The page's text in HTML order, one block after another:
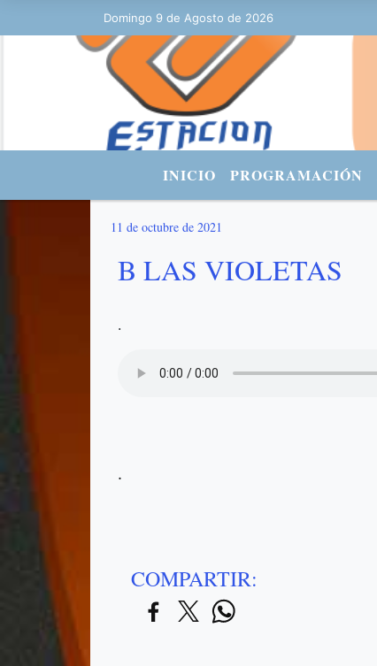
Domingo 9 de Agosto de 2026
Hoy es Domingo 9 de Agosto de
INICIO PROGRAMACIÓN
11 de octubre de 2021
B LAS VIOLETAS
.
.
COMPARTIR: